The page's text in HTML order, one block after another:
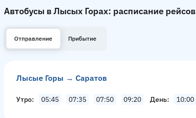
Автобусы в Лысых Горах: расписание рейсов
Отправление Прибытие
Лысые Горы → Саратов
Утро 05:45 07:35 07:50 09:20 День 10:00